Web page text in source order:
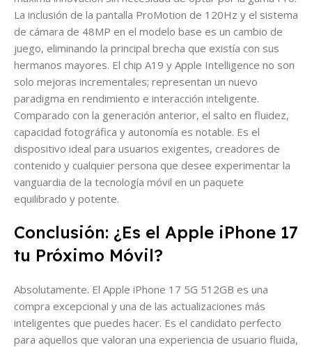
La inclusión de la pantalla ProMotion de 120Hz y el sistema
de cámara de 48MP en el modelo base es un cambio de
juego, eliminando la principal brecha que existía con sus
hermanos mayores. El chip A19 y Apple Intelligence no son
solo mejoras incrementales; representan un nuevo
paradigma en rendimiento e interacción inteligente.
Comparado con la generación anterior, el salto en fluidez,
capacidad fotográfica y autonomía es notable. Es el
dispositivo ideal para usuarios exigentes, creadores de
contenido y cualquier persona que desee experimentar la
vanguardia de la tecnología móvil en un paquete
equilibrado y potente.
Conclusión: ¿Es el Apple iPhone 17
tu Próximo Móvil?
Absolutamente. El Apple iPhone 17 5G 512GB es una
compra excepcional y una de las actualizaciones más
inteligentes que puedes hacer. Es el candidato perfecto
para aquellos que valoran una experiencia de usuario fluida,